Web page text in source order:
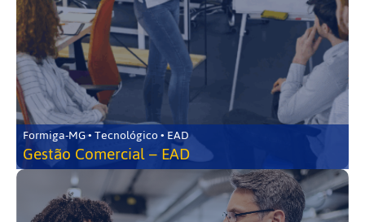
Formiga-MG • Tecnológico • EAD
Gestão Comercial – EAD